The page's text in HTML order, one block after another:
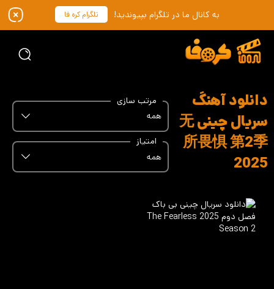
به کانال ما در تلگرام بپیوندید! تلگرام کره فا
دانلود آهنگ
سریال چینی 无
所畏惧 第2季
2025
مرتب سازی
همه
امتیاز
همه